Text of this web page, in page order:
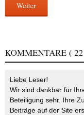
Weiter
KOMMENTARE (
Liebe Leser!
Wir sind dankbar für
Beteiligung sehr. Ihre
Beiträge auf der Site